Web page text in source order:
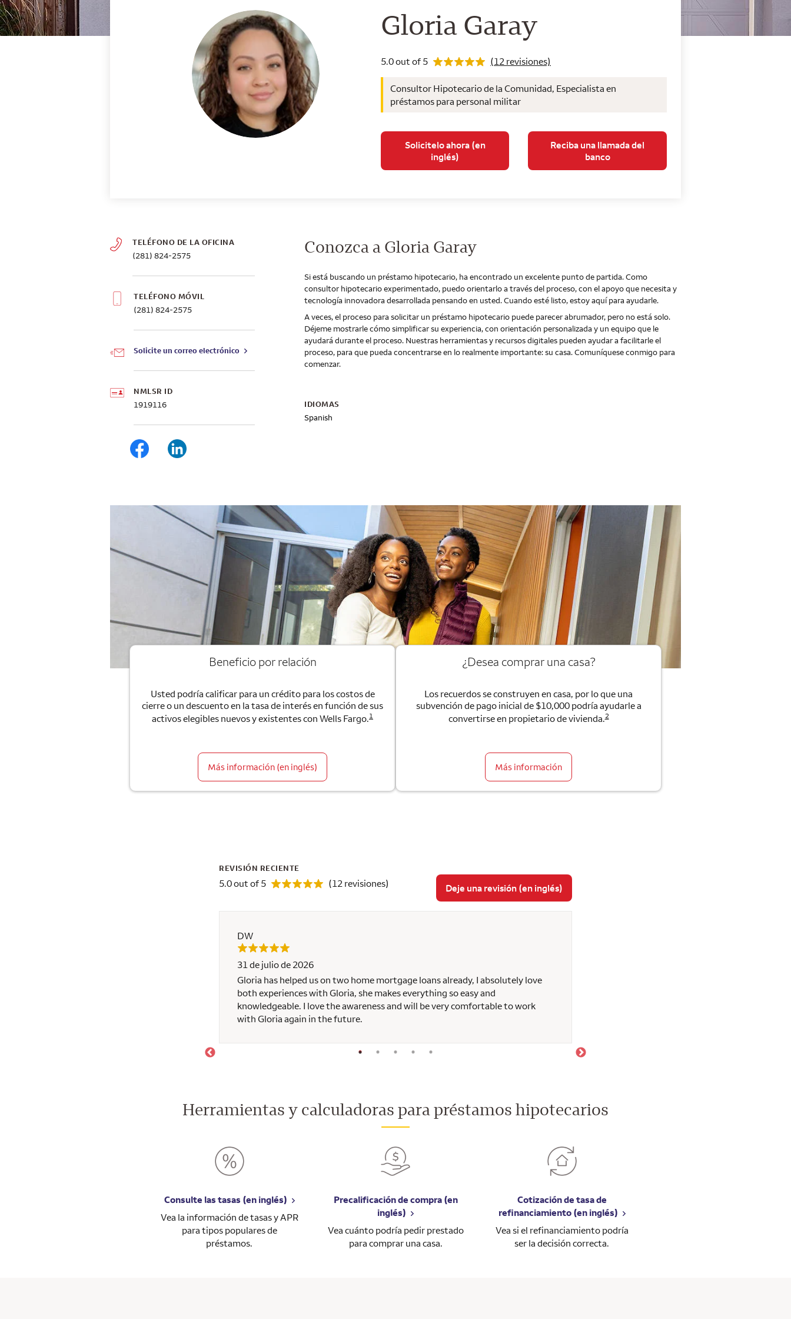
Consultor de Wells Fargo Home
Gloria Garay
5.0 out of 5
Rating 5.0
(12 revisiones)
Consultor Hipotecario de la Comunidad, Especialista en
préstamos para personal militar
Solicitelo ahora (en
inglés)
Reciba una llamada del
banco
TELÉFONO DE LA OFICINA
(281) 824-2575
TELÉFONO MÓVIL
(281) 824-2575
Solicite un correo electrónico
NMLSR ID
1919116
Conozca a Gloria Garay
Si está buscando un préstamo hipotecario, ha encontrado un excelente punto de partida. Como
consultor hipotecario experimentado, puedo orientarlo a través del proceso, con el apoyo que necesita y
tecnología innovadora desarrollada pensando en usted. Cuando esté listo, estoy aquí para ayudarle.
A veces, el proceso para solicitar un préstamo hipotecario puede parecer abrumador, pero no está solo.
Déjeme mostrarle cómo simplificar su experiencia, con orientación personalizada y un equipo que le
ayudará durante el proceso. Nuestras herramientas y recursos digitales pueden ayudar a facilitarle el
proceso, para que pueda concentrarse en lo realmente importante: su casa. Comuníquese conmigo para
comenzar.
IDIOMAS
Spanish
Beneficio por relación
Usted podría calificar para un crédito para los costos de
cierre o un descuento en la tasa de interés en función de sus
activos elegibles nuevos y existentes con Wells Fargo.1
Más información (en inglés)
¿Desea comprar una casa?
Los recuerdos se construyen en casa, por lo que una
subvención de pago inicial de $10,000 podría ayudarle a
convertirse en propietario de vivienda.2
Más información
REVISIÓN RECIENTE
5.0 out of 5 (12 revisiones) Deje una revisión (en inglés)
DW
31 de julio de 2026
Gloria has helped us on two home mortgage loans already, I absolutely love
both experiences with Gloria, she makes everything so easy and
knowledgeable. I love the awareness and will be very comfortable to work
with Gloria again in the future.
Herramientas y calculadoras para préstamos hipotecarios
Consulte las tasas (en inglés)
Vea la información de tasas y APR
para tipos populares de
préstamos.
Precalificación de compra (en
inglés)
Vea cuánto podría pedir prestado
para comprar una casa.
Cotización de tasa de
refinanciamiento (en inglés)
Vea si el refinanciamiento podría
ser la decisión correcta.